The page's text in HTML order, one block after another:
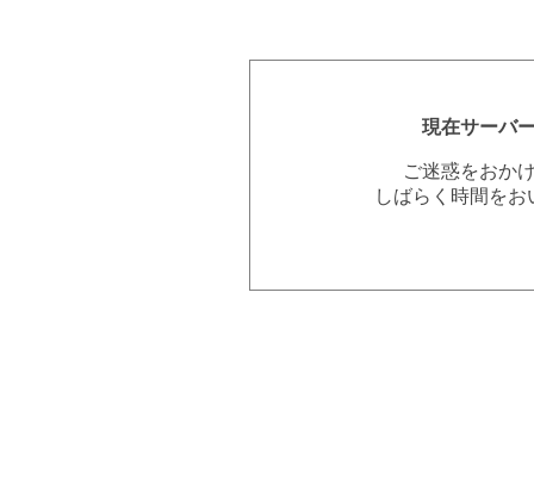
現在サーバ
ご迷惑をおか
しばらく時間を